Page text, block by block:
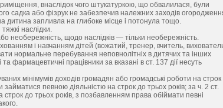
внаслідок чого штукатуркою, що обвалилася, були
садка або фізрук не забезпечив належних заходів
дитина запливла на глибоке місце і потонула тощо.
наслідки.
необережність, щодо наслідків — тільки необережність.
і навчанням дітей (вожатий, тренер, вчитель,
нормальне перебування неповнолітніх в дитячих та інших
фармацевтичні працівники за вказані в ст. 137 дії несуть
мінімумів доходів громадян або громадські роботи на строк
певною діяльністю на строк до трьох років; за ч. 2 ст.
до трьох років, з позбавленням права обіймати певні